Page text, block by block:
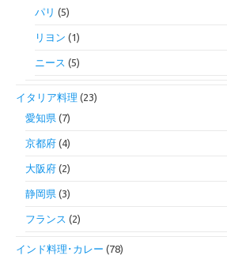
パリ (5)
リヨン (1)
ニース (5)
イタリア料理 (23)
愛知県 (7)
京都府 (4)
大阪府 (2)
静岡県 (3)
フランス (2)
インド料理･カレー (78)